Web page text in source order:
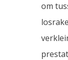
om